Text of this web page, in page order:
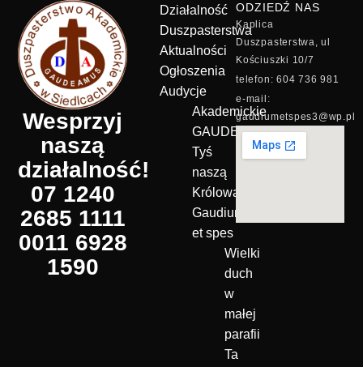
Wesprzyj
naszą
działalność!
07 1240
2685 1111
0011 6928
1590
Działalność
Duszpasterstwa
Aktualności
Ogłoszenia
Audycje
Akademickie
GAUDEAMUS
Tyś
naszą
Królową!
Gaudium
et spes
Wielki
duch
w
małej
parafii
Ta
ODZIEDŹ NAS
Kaplica
Duszpasterstwa, ul
Kościuszki 10/7
telefon: 604 736 981
e-mail:
gaudiumetspes3@wp.pl